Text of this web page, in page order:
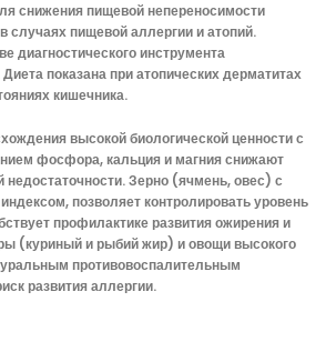
снижения пищевой непереносимости
случаях пищевой аллергии и атопий.
диагностического инструмента
показана при атопических дерматитах
кишечника.
высокой биологической ценности с
фосфора, кальция и магния снижают
недостаточности. Зерно (ячмень, овес) с
позволяет контролировать уровень
профилактике развития ожирения и
(куриный и рыбий жир) и овощи высокого
противовоспалительным
развития аллергии.